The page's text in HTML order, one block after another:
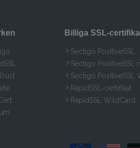
Billiga
Sectigo PositiveSSL
Sectigo PositiveSSL
Sectigo PositiveSSL
RapidSSL‑certifikat
RapidSSL WildCard